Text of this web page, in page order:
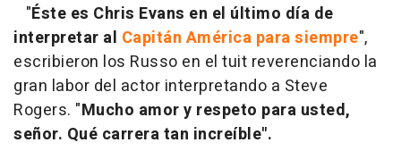
"Éste es Chris Evans en el último día de
interpretar al Capitán América para siempre",
escribieron los Russo en el tuit reverenciando la
gran labor del actor interpretando a Steve
Rogers. "Mucho amor y respeto para usted,
señor. Qué carrera tan increíble".